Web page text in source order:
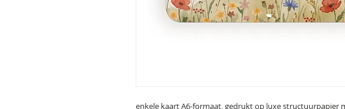
enkele kaart A6-formaat, gedrukt op luxe structuurpapier